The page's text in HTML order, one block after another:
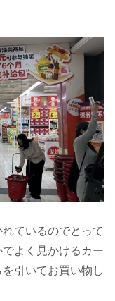
ているのでとって
よく見かけるカー
引いてお買い物し